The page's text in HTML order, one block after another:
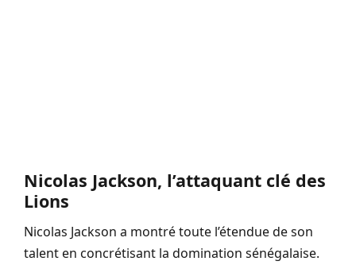
Nicolas Jackson, l’attaquant clé des
Lions
Nicolas Jackson a montré toute l’étendue de son
talent en concrétisant la domination sénégalaise.